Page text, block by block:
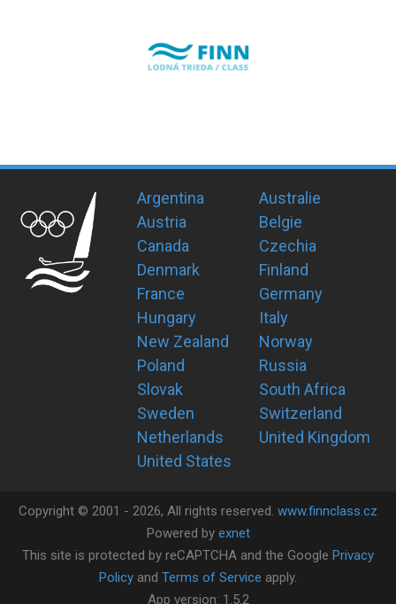
Argentina
Australie
Austria
Belgie
Canada
Czechia
Denmark
Finland
France
Germany
Hungary
Italy
New Zealand
Norway
Poland
Russia
Slovak
South Africa
Sweden
Switzerland
Netherlands
United Kingdom
United States
Copyright © 2001 - 2026, All rights reserved. www.finnclass.cz
Powered by exnet
This site is protected by reCAPTCHA and the Google Privacy
Policy and Terms of Service apply.
App version: 1.5.2